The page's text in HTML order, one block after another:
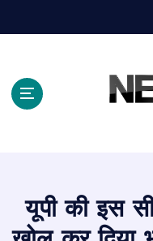
यूपी की इस